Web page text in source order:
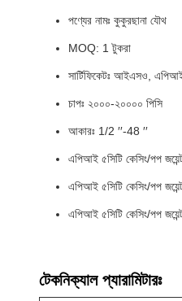
পণ্যের নামঃ কুকুরছানা যৌথ
MOQ: 1 টুকরা
সার্টিফিকেটঃ আইএসও,
চাপঃ ২০০০-২০০০০ পিসি
আকারঃ 1/2 ′′-48 ′′
এপিআই ৫সিটি কেসিং/পপ
এপিআই ৫সিটি কেসিং/পপ
এপিআই ৫সিটি কেসিং/পপ
টেকনিক্যাল প্যারামিটারঃ